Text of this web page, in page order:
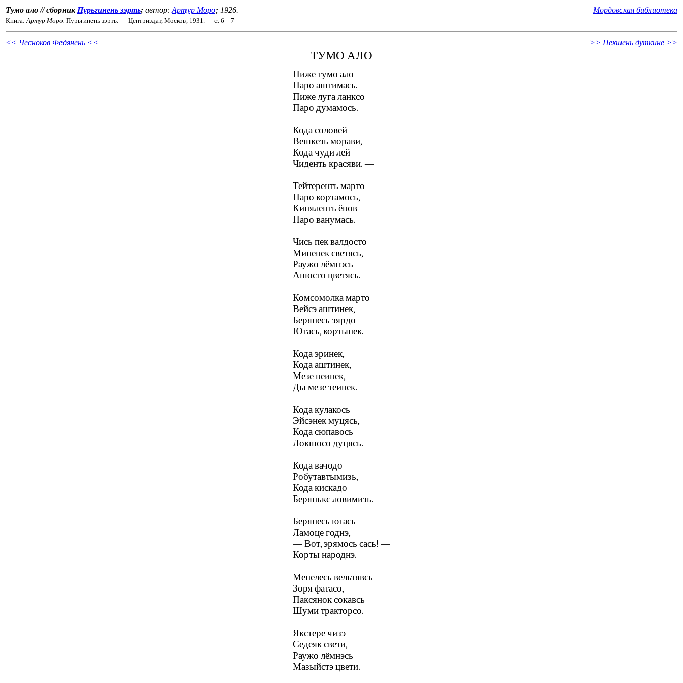
Тумо ало // сборник Пурьгинень зэрть; автор: Артур Моро; 1926. Мордовская библиотека
Книга:Артур Моро. Пурьгинень зэрть. — Центриздат, Москов, 1931. — с. 6—7
<< Чесноков Федянень << >> Пекшень дуткине >>
ТУМО АЛО
Пиже тумо ало
Паро аштимась.
Пиже луга ланксо
Паро думамось.
Кода соловей
Вешкезь морави,
Кода чуди лей
Чиденть красяви. —
Тейтеренть марто
Паро кортамось,
Киняленть ёнов
Паро ванумась.
Чись пек валдосто
Миненек светясь,
Раужо лёмнэсь
Ашосто цветясь.
Комсомолка марто
Вейсэ аштинек,
Берянесь зярдо
Ютась, кортынек.
Кода эринек,
Кода аштинек,
Мезе неинек,
Ды мезе теинек.
Кода кулакось
Эйсэнек муцясь,
Кода сюпавось
Локшосо дуцясь.
Кода вачодо
Робутавтымизь,
Кода кискадо
Берянькс ловимизь.
Берянесь ютась
Ламоце годнэ,
— Вот, эрямось сась! —
Корты народнэ.
Менелесь вельтявсь
Зоря фатасо,
Паксянок сокавсь
Шуми тракторсо.
Якстере чизэ
Седеяк свети,
Раужо лёмнэсь
Мазыйстэ цвети.